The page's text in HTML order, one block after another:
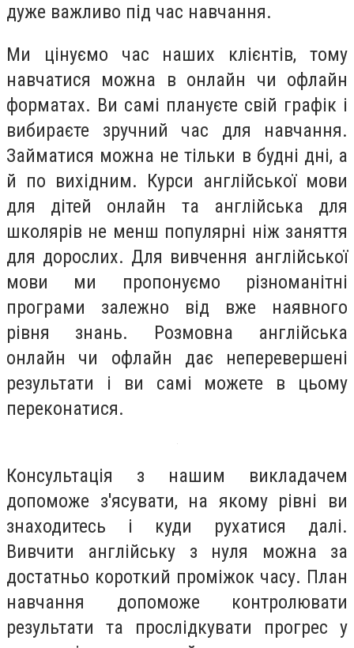
дуже важливо під час навчання.
Ми цінуємо час наших клієнтів, тому
навчатися можна в онлайн чи офлайн
форматах. Ви самі плануєте свій графік і
вибираєте зручний час для навчання.
Займатися можна не тільки в будні дні, а
й по вихідним. Курси англійської мови
для дітей онлайн та англійська для
школярів не менш популярні ніж заняття
для дорослих. Для вивчення англійської
мови ми пропонуємо різноманітні
програми залежно від вже наявного
рівня знань. Розмовна англійська
онлайн чи офлайн дає неперевершені
результати і ви самі можете в цьому
переконатися.
Консультація з нашим викладачем
допоможе з'ясувати, на якому рівні ви
знаходитесь і куди рухатися далі.
Вивчити англійську з нуля можна за
достатньо короткий проміжок часу. План
навчання допоможе контролювати
результати та прослідкувати прогрес у